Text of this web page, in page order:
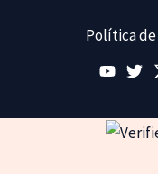
Política